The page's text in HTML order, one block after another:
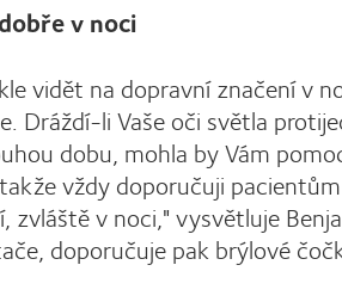
v noci
vidět na dopravní značení v
Dráždí-li Vaše oči světla
dobu, mohla by Vám
vždy doporučuji
v noci," vysvětluje
doporučuje pak brýlové